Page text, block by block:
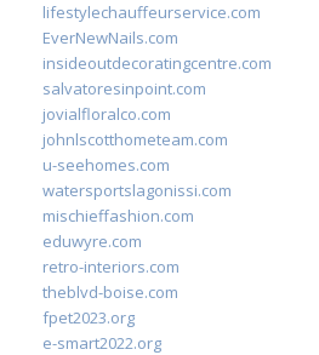
lifestylechauffeurservice.com
EverNewNails.com
insideoutdecoratingcentre.com
salvatoresinpoint.com
jovialfloralco.com
johnlscotthometeam.com
u-seehomes.com
watersportslagonissi.com
mischieffashion.com
eduwyre.com
retro-interiors.com
theblvd-boise.com
fpet2023.org
e-smart2022.org